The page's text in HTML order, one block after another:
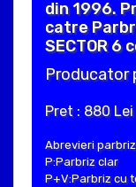
din 1996.
catre
SECTOR 6
Producator
Pret : 880 Lei
Abrevieri
P:Parbriz clar
P+V:Parbriz cu